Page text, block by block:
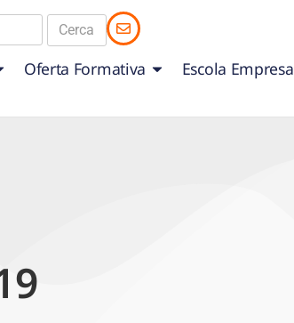
Oferta Formativa Escola Empresa